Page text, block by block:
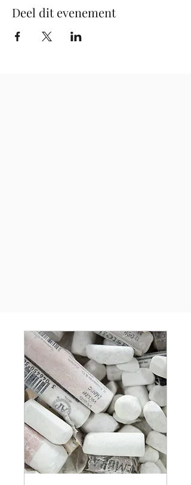
Deel dit evenement